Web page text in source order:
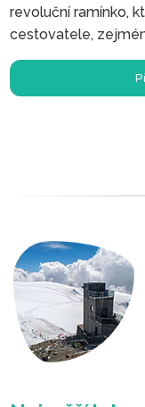
Perfektní
cestovatele
revoluční ramínko,
cestovatele,
na silnicích. Toto
prostřednictvím